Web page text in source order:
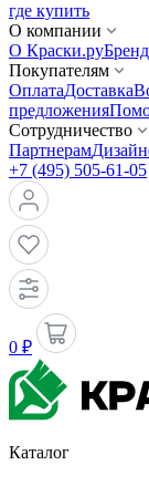
где купить
О компании
О Краски.ру
Покупателям
ОплатаДоставка
предложения
Сотрудничество
Партнерам
+7 (495) 505-61-05
0 ₽
Каталог